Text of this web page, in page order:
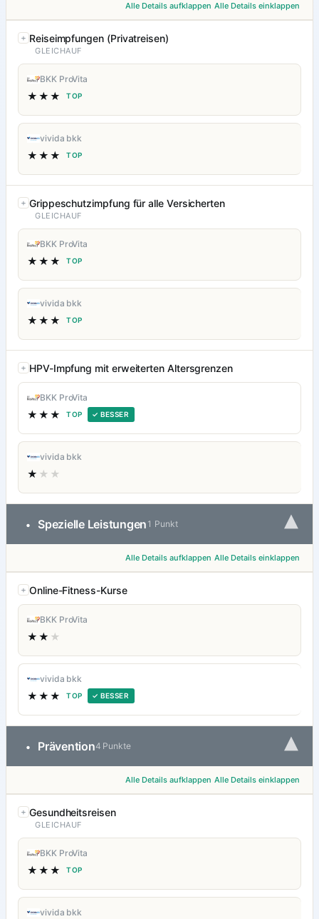
Alle Details aufklappen Alle Details einklappen
Reiseimpfungen (Privatreisen)
GLEICHAUF
BKK ProVita
★★★ TOP
vivida bkk
★★★ TOP
Grippeschutzimpfung für alle Versicherten
GLEICHAUF
BKK ProVita
★★★ TOP
vivida bkk
★★★ TOP
HPV-Impfung mit erweiterten Altersgrenzen
BKK ProVita
★★★ TOP ✓ BESSER
vivida bkk
★ ★★
• Spezielle Leistungen 1 Punkt ▾
Alle Details aufklappen Alle Details einklappen
Online-Fitness-Kurse
BKK ProVita
★★ ★
vivida bkk
★★★ TOP ✓ BESSER
• Prävention4 Punkte ▾
Alle Details aufklappen Alle Details einklappen
Gesundheitsreisen
GLEICHAUF
BKK ProVita
★★★ TOP
vivida bkk